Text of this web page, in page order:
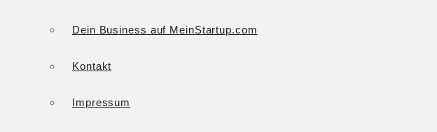
Dein Business auf MeinStartup.com
Kontakt
Impressum